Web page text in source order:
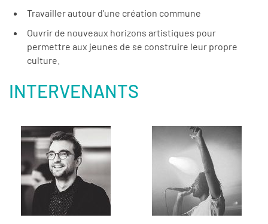
Travailler autour d’une création commune
Ouvrir de nouveaux horizons artistiques pour
permettre aux jeunes de se construire leur propre
culture.
INTERVENANTS